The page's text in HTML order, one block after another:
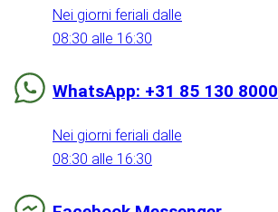
Nei giorni feriali dalle
08:30 alle 16:30
WhatsApp: +31 85 130 8000
Nei giorni feriali dalle
08:30 alle 16:30